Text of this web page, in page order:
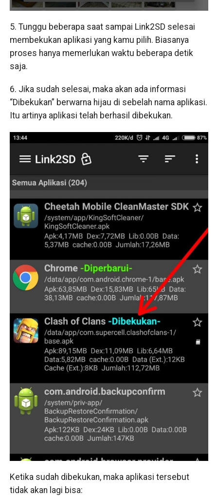
5. Tunggu beberapa saat sampai Link2SD selesai
membekukan aplikasi yang kamu pilih. Biasanya
proses hanya memerlukan waktu beberapa detik
saja.
6. Jika sudah selesai, maka akan ada informasi
“Dibekukan” berwarna hijau di sebelah nama aplikasi.
Itu artinya aplikasi telah berhasil dibekukan.
Ketika sudah dibekukan, maka aplikasi tersebut
tidak akan lagi bisa: